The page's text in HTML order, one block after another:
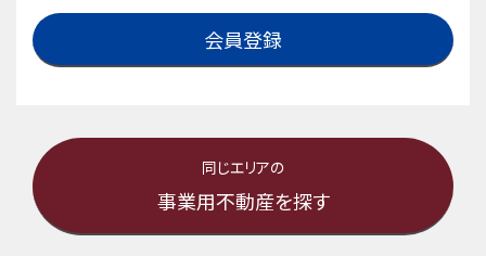
会員登録
同じエリアの
事業用不動産を探す